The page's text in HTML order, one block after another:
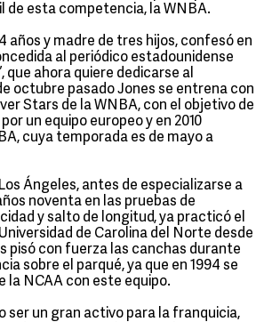
de esta competencia, la WNBA.
años y madre de tres hijos, confesó en
al periódico estadounidense
que ahora quiere dedicarse al
octubre pasado Jones se entrena con
Stars de la WNBA, con el objetivo de
un equipo europeo y en 2010
cuya temporada es de mayo a
Ángeles, antes de especializarse a
noventa en las pruebas de
y salto de longitud, ya practicó el
de Carolina del Norte desde
pisó con fuerza las canchas durante
sobre el parqué, ya que en 1994 se
la NCAA con este equipo.
ser un gran activo para la franquicia,